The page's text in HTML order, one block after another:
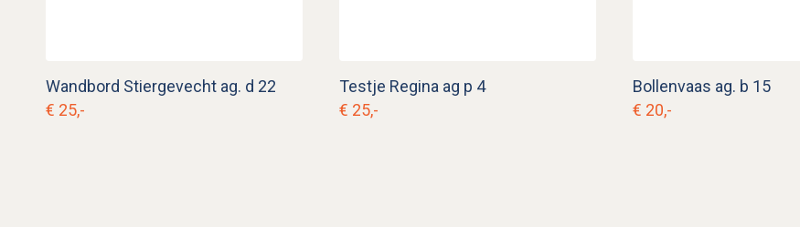
Wandbord Stiergevecht ag. d 22
€ 25,-
Testje Regina ag p 4
€ 25,-
Bollenvaas ag. b 15
€ 20,-